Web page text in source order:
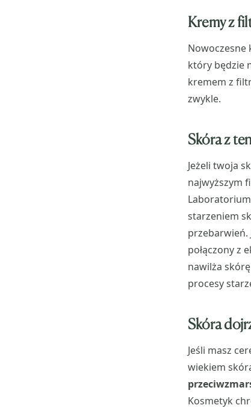
Kremy z
Nowoczesne
który będzie
kremem z
zwykle.
Skóra z
Jeżeli twoja
najwyższym
Laboratorium
starzeniem
przebarwień.
połączony z
nawilża
procesy
Skóra
Jeśli masz
wiekiem
Kosmetyk